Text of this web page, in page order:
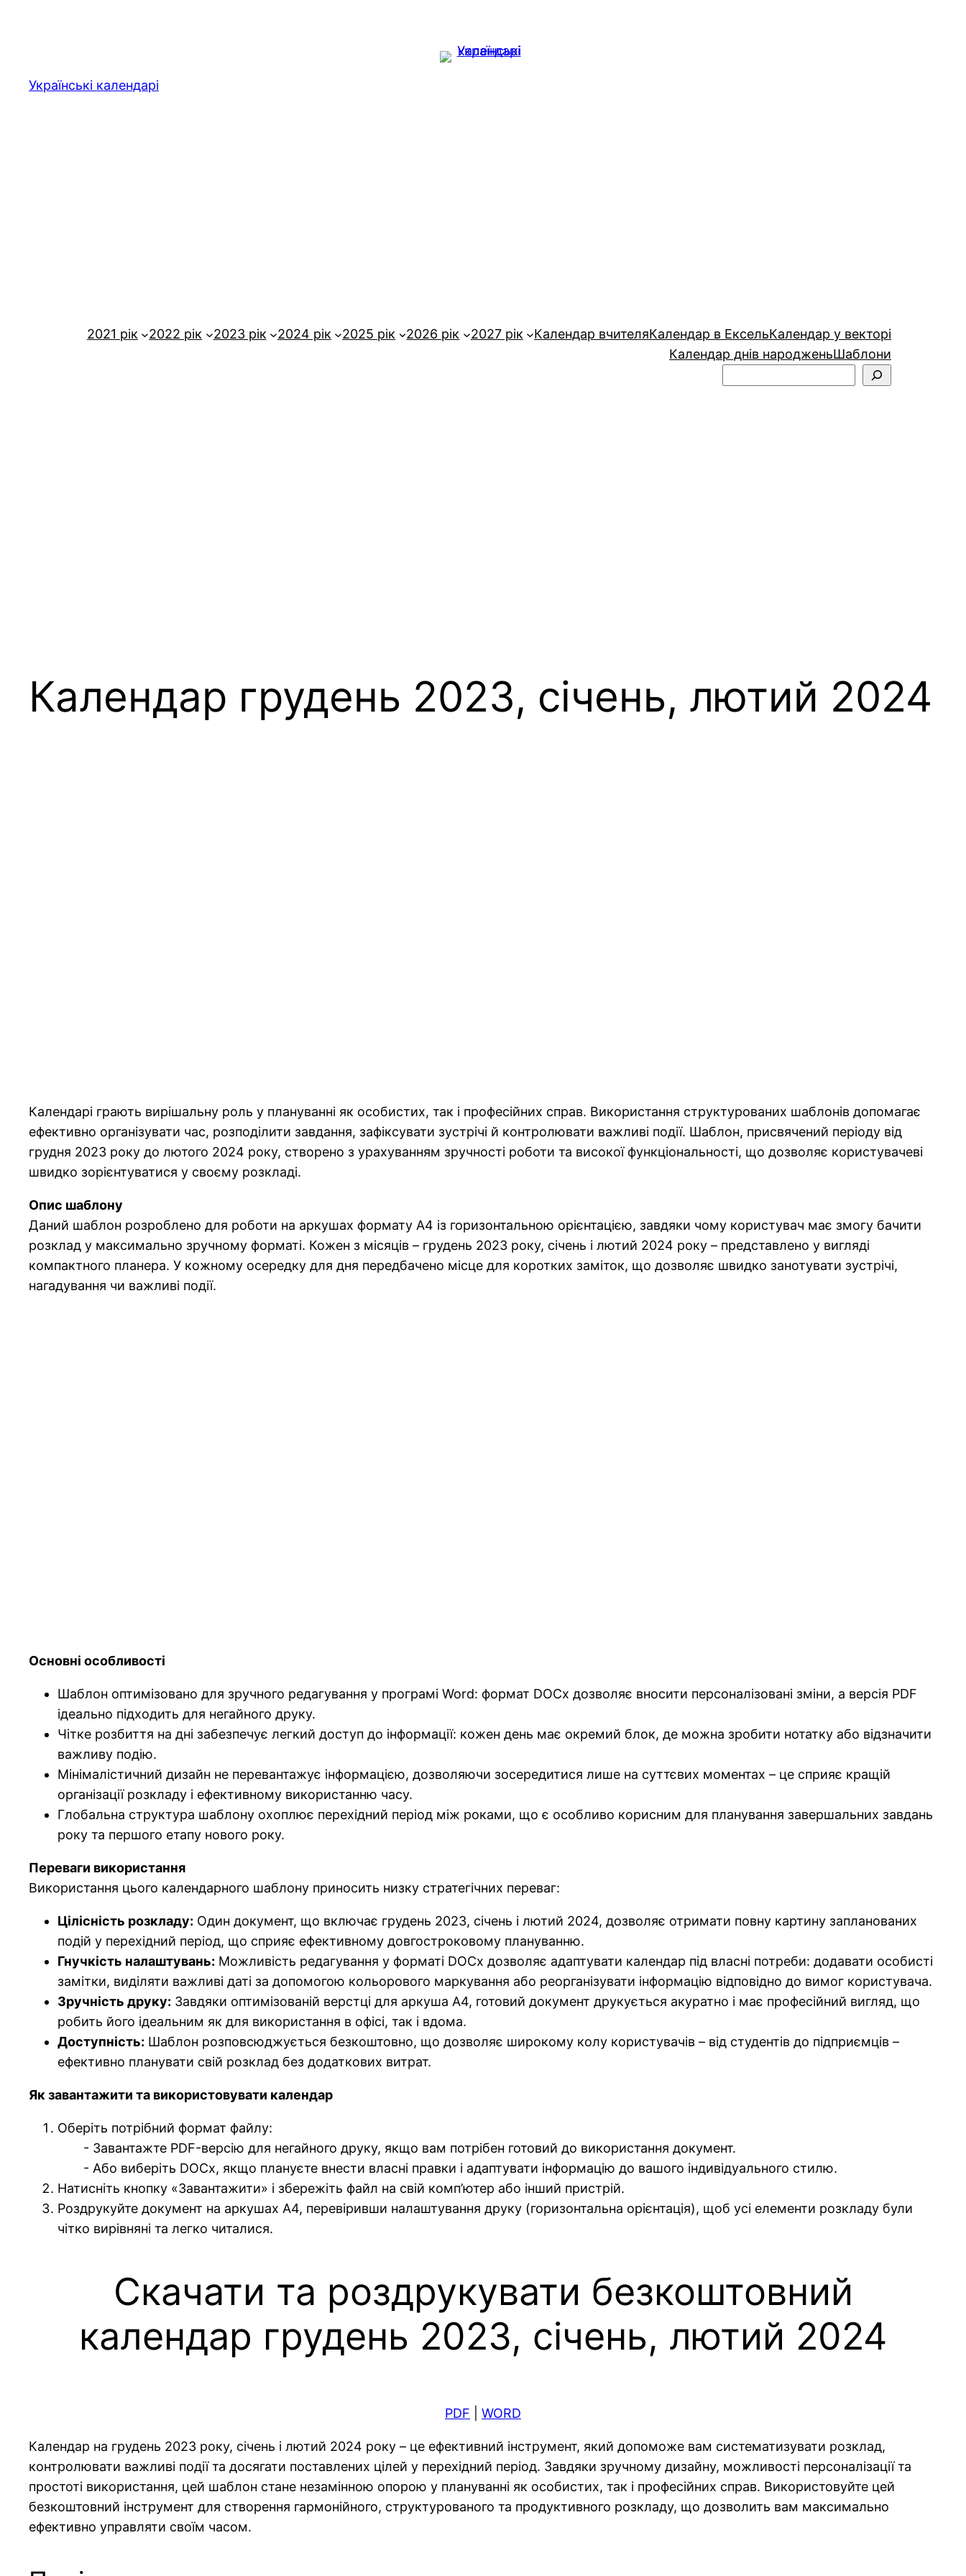
Українські календарі
2021 рік 2022 рік 2023 рік 2024 рік 2025 рік 2026 рік 2027 рік Календар вчителяКалендар в ЕксельКалендар у векторі
Календар днів народженьШаблони
Календар грудень 2023, січень, лютий 2024
Календарі грають вирішальну роль у плануванні як особистих, так і професійних справ. Використання структурованих шаблонів допомагає
ефективно організувати час, розподілити завдання, зафіксувати зустрічі й контролювати важливі події. Шаблон, присвячений періоду від
грудня 2023 року до лютого 2024 року, створено з урахуванням зручності роботи та високої функціональності, що дозволяє користувачеві
швидко зорієнтуватися у своєму розкладі.
Опис шаблону
Даний шаблон розроблено для роботи на аркушах формату A4 із горизонтальною орієнтацією, завдяки чому користувач має змогу бачити
розклад у максимально зручному форматі. Кожен з місяців – грудень 2023 року, січень і лютий 2024 року – представлено у вигляді
компактного планера. У кожному осередку для дня передбачено місце для коротких заміток, що дозволяє швидко занотувати зустрічі,
нагадування чи важливі події.
Основні особливості
Шаблон оптимізовано для зручного редагування у програмі Word: формат DOCx дозволяє вносити персоналізовані зміни, а версія PDF
ідеально підходить для негайного друку.
Чітке розбиття на дні забезпечує легкий доступ до інформації: кожен день має окремий блок, де можна зробити нотатку або відзначити
важливу подію.
Мінімалістичний дизайн не перевантажує інформацією, дозволяючи зосередитися лише на суттєвих моментах – це сприяє кращій
організації розкладу і ефективному використанню часу.
Глобальна структура шаблону охоплює перехідний період між роками, що є особливо корисним для планування завершальних завдань
року та першого етапу нового року.
Переваги використання
Використання цього календарного шаблону приносить низку стратегічних переваг:
Цілісність розкладу: Один документ, що включає грудень 2023, січень і лютий 2024, дозволяє отримати повну картину запланованих
подій у перехідний період, що сприяє ефективному довгостроковому плануванню.
Гнучкість налаштувань: Можливість редагування у форматі DOCx дозволяє адаптувати календар під власні потреби: додавати особисті
замітки, виділяти важливі даті за допомогою кольорового маркування або реорганізувати інформацію відповідно до вимог користувача.
Зручність друку: Завдяки оптимізованій верстці для аркуша A4, готовий документ друкується акуратно і має професійний вигляд, що
робить його ідеальним як для використання в офісі, так і вдома.
Доступність: Шаблон розповсюджується безкоштовно, що дозволяє широкому колу користувачів – від студентів до підприємців –
ефективно планувати свій розклад без додаткових витрат.
Як завантажити та використовувати календар
Оберіть потрібний формат файлу:
- Завантажте PDF-версію для негайного друку, якщо вам потрібен готовий до використання документ.
- Або виберіть DOCx, якщо плануєте внести власні правки і адаптувати інформацію до вашого індивідуального стилю.
Натисніть кнопку «Завантажити» і збережіть файл на свій комп’ютер або інший пристрій.
Роздрукуйте документ на аркушах А4, перевіривши налаштування друку (горизонтальна орієнтація), щоб усі елементи розкладу були
чітко вирівняні та легко читалися.
Скачати та роздрукувати безкоштовний
календар грудень 2023, січень, лютий 2024
PDF WORD
Календар на грудень 2023 року, січень і лютий 2024 року – це ефективний інструмент, який допоможе вам систематизувати розклад,
контролювати важливі події та досягати поставлених цілей у перехідний період. Завдяки зручному дизайну, можливості персоналізації та
простоті використання, цей шаблон стане незамінною опорою у плануванні як особистих, так і професійних справ. Використовуйте цей
безкоштовний інструмент для створення гармонійного, структурованого та продуктивного розкладу, що дозволить вам максимально
ефективно управляти своїм часом.